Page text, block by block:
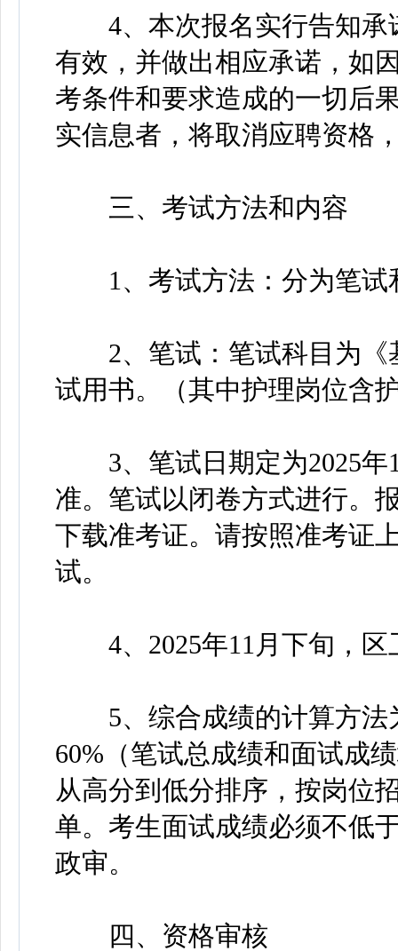
4、本次报名实行告知承
有效，并做出相应承诺，如
考条件和要求造成的一切后
实信息者，将取消应聘资格
三、考试方法和内容
1、考试方法：分为笔试
2、笔试：笔试科目为《
试用书。（其中护理岗位含
3、笔试日期定为2025年
准。笔试以闭卷方式进行。
下载准考证。请按照准考证
试。
4、2025年11月下旬，区
5、综合成绩的计算方法
60%（笔试总成绩和面试成
从高分到低分排序，按岗位
单。考生面试成绩必须不低
政审。
四、资格审核